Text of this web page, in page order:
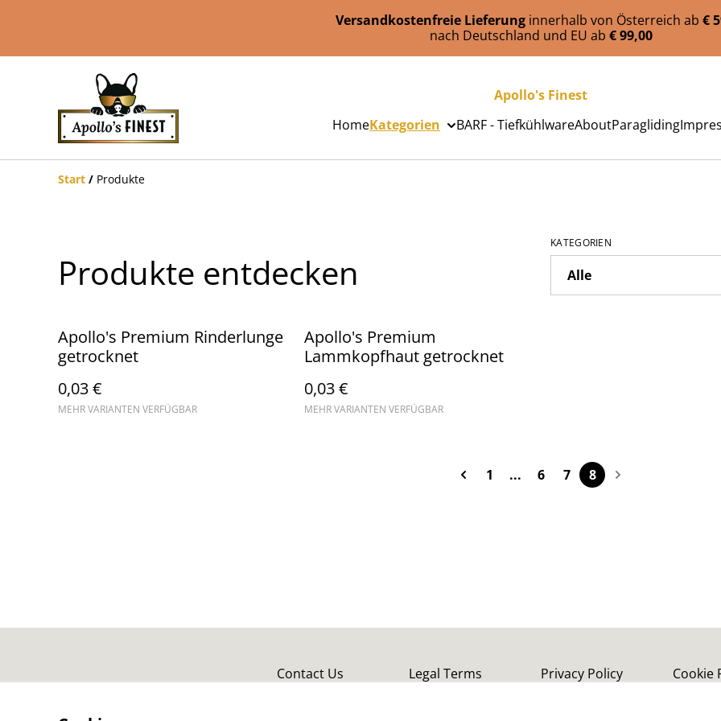
Versandkostenfreie Lieferung innerhalb von Österreich ab €
nach Deutschland und EU ab € 99,00
Apollo's Finest
HomeKategorien BARF - TiefkühlwareAboutParagliding
Start / Produkte
Produkte entdecken
KATEGORIEN
Apollo's Premium Rinderlunge
getrocknet
0,03 €
MEHR VARIANTEN VERFÜGBAR
Apollo's Premium
Lammkopfhaut getrocknet
0,03 €
MEHR VARIANTEN VERFÜGBAR
1 ... 6 7 8
Contact Us Legal Terms Privacy Policy Cookie